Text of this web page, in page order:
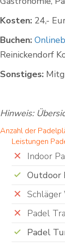
Kosten: 24,-
Buchen:
Reinickendorf
Sonstiges:
Hinweis:
Anzahl der
Leistungen
Indoor
Outdoor
Schläger
Padel
Padel